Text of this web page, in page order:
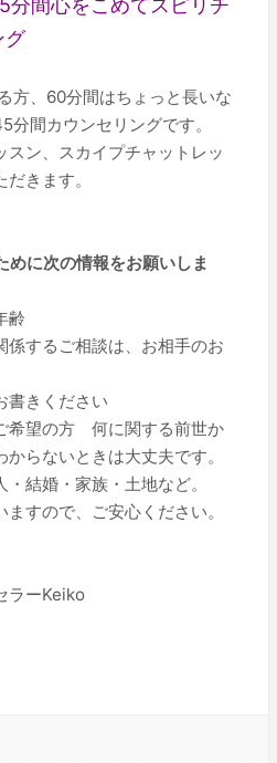
分間心をこめてスピリチ
グ
方、60分間はちょっと長いな
分間カウンセリングです。
スン、スカイプチャットレッ
きます。
に次の情報をお願いしま
齢
するご相談は、お相手のお
書きください
希望の方 何に関する前世か
らないときは大丈夫です。
結婚・家族・土地など。
ますので、ご安心ください。
ラーKeiko